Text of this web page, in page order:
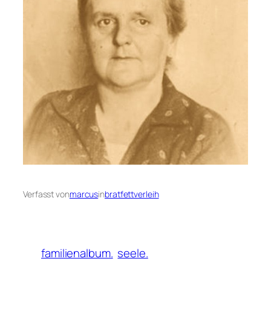
Verfasst vonmarcusinbratfettverleih
familienalbum. seele.